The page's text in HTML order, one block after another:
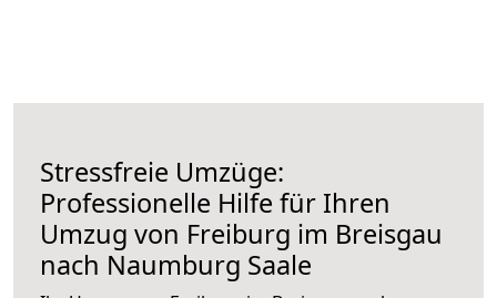
Stressfreie Umzüge:
Professionelle Hilfe für Ihren
Umzug von Freiburg im Breisgau
nach Naumburg Saale